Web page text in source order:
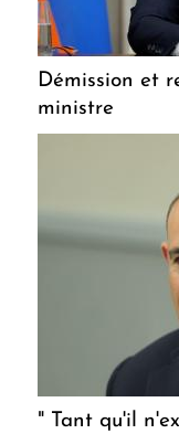
Démission et
ministre
" Tant qu'il